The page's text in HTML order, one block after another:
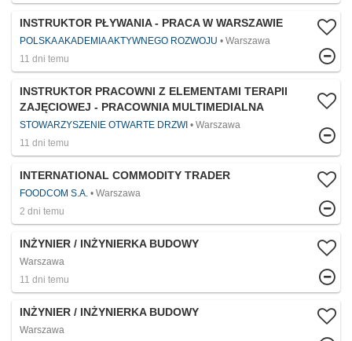
INSTRUKTOR PŁYWANIA - PRACA W WARSZAWIE
POLSKA AKADEMIA AKTYWNEGO ROZWOJU
Warszawa
11 dni temu
INSTRUKTOR PRACOWNI Z ELEMENTAMI TERAPII
ZAJĘCIOWEJ - PRACOWNIA MULTIMEDIALNA
STOWARZYSZENIE OTWARTE DRZWI
Warszawa
11 dni temu
INTERNATIONAL COMMODITY TRADER
FOODCOM S.A.
Warszawa
2 dni temu
INŻYNIER / INŻYNIERKA BUDOWY
Warszawa
11 dni temu
INŻYNIER / INŻYNIERKA BUDOWY
Warszawa